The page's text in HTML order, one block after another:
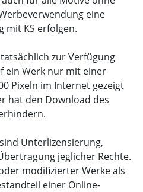
eine
mit KS erfolgen.
zur Verfügung
ein Werk nur mit einer
Pixeln im Internet gezeigt
hat den Download des
Unterlizensierung,
jeglicher Rechte.
modifizierter Werke als
einer Online-